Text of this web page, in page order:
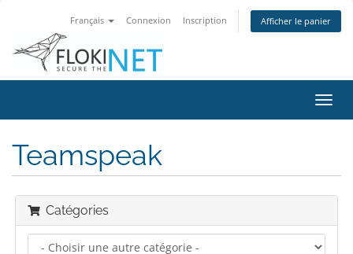
Français Connexion Inscription Afficher le panier
la
Teamspeak
Catégories